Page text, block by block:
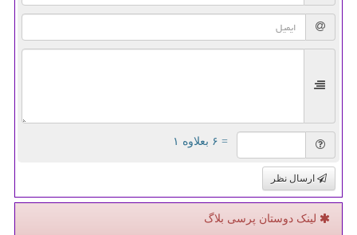
= ۶ بعلاوه ۱
ارسال نظر
لینک دوستان پرسی بلاگ